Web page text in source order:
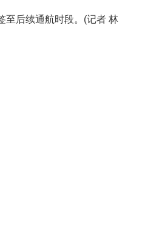
后续通航时段。(记者 林